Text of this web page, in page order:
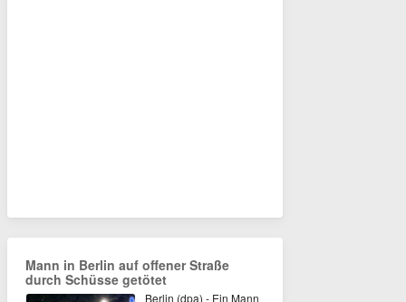
Mann in Berlin auf offener Straße
durch Schüsse getötet
Berlin (dpa) - Ein Mann